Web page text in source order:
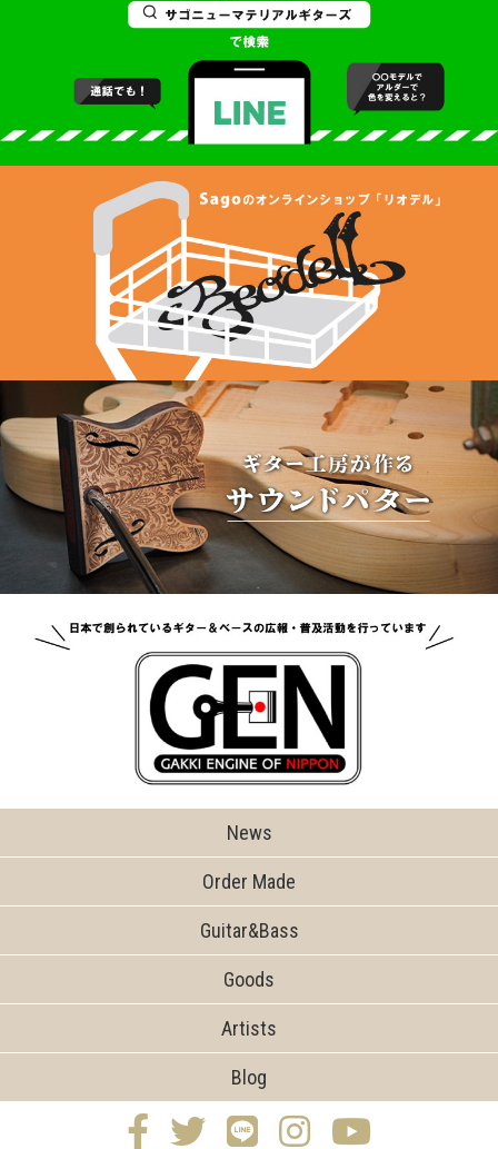
News
Order Made
Guitar&Bass
Goods
Artists
Blog